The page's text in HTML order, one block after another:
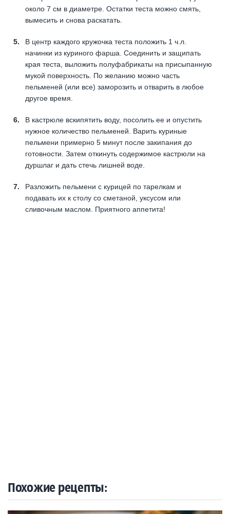
около 7 см в диаметре. Остатки теста можно смять,
вымесить и снова раскатать.
В центр каждого кружочка теста положить 1 ч.л.
начинки из куриного фарша. Соединить и защипать
края теста, выложить полуфабрикаты на присыпанную
мукой поверхность. По желанию можно часть
пельменей (или все) заморозить и отварить в любое
другое время.
В кастрюле вскипятить воду, посолить ее и опустить
нужное количество пельменей. Варить куриные
пельмени примерно 5 минут после закипания до
готовности. Затем откинуть содержимое кастрюли на
дуршлаг и дать стечь лишней воде.
Разложить пельмени с курицей по тарелкам и
подавать их к столу со сметаной, уксусом или
сливочным маслом. Приятного аппетита!
Похожие рецепты: